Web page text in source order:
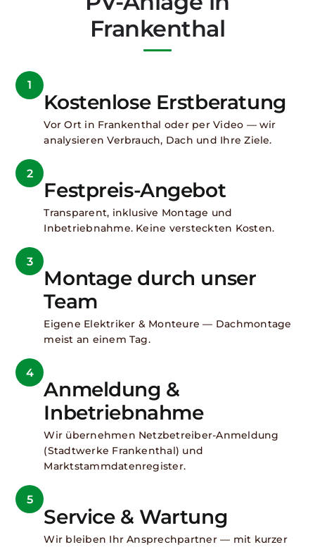
Frankenthal
1
Kostenlose Erstberatung
Vor Ort in Frankenthal oder per Video — wir
analysieren Verbrauch, Dach und Ihre Ziele.
2
Festpreis-Angebot
Transparent, inklusive Montage und
Inbetriebnahme. Keine versteckten Kosten.
3
Montage durch unser
Team
Eigene Elektriker & Monteure — Dachmontage
meist an einem Tag.
4
Anmeldung &
Inbetriebnahme
Wir übernehmen Netzbetreiber-Anmeldung
(Stadtwerke Frankenthal) und
Marktstammdatenregister.
5
Service & Wartung
Wir bleiben Ihr Ansprechpartner — mit kurzer